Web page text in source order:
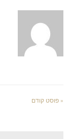
« פוסט קודם